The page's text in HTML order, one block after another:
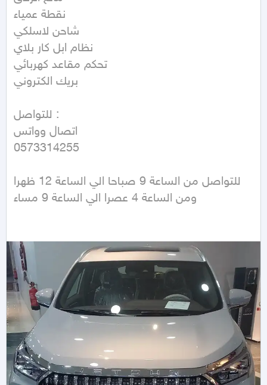
نقطة عمياء
شاحن لاسلكي
نظام ابل كار بلاي
تحكم مقاعد كهربائي
بريك الكتروني
للتواصل :
اتصال وواتس
0573314255
للتواصل من الساعة 9 صباحا الي الساعة 12 ظهرا
ومن الساعة 4 عصرا الي الساعة 9 مساء